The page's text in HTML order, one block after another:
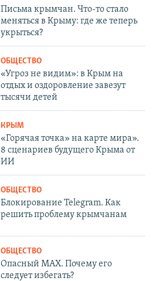
Письма крымчан. Что-то стало
меняться в Крыму: где же теперь
укрыться?
ОБЩЕСТВО
«Угроз не видим»: в Крым на
отдых и оздоровление завезут
тысячи детей
КРЫМ
«Горячая точка» на карте мира».
8 сценариев будущего Крыма от
ИИ
ОБЩЕСТВО
Блокирование Telegram. Как
решить проблему крымчанам
ОБЩЕСТВО
Опасный MAX. Почему его
следует избегать?